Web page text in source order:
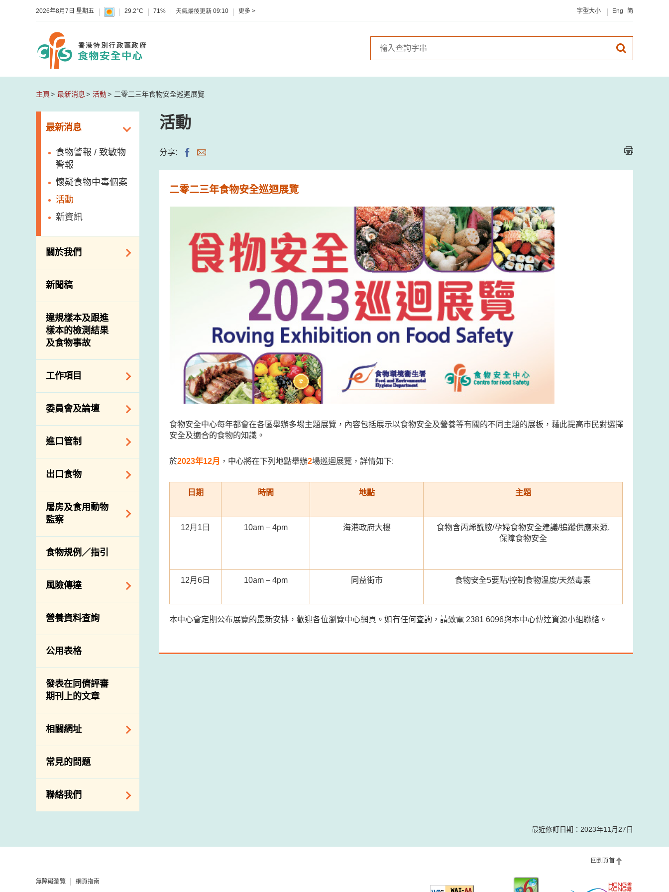
2026年8月7日 星期五 29.2°C 71% 天氣最後更新 09:10 更多 > 字型大小 Eng 简
主頁 最新消息 活動 二零二三年食物安全巡迴展覽
最新消息
食物警報 / 致敏物
警報
懷疑食物中毒個案
活動
新資訊
關於我們
組織結構
介紹短片
新聞稿
違規樣本及跟進
樣本的檢測結果
及食物事故
工作項目
降低膳食中的鈉和
糖
食物安全重點控制
系統
基因改造食物
資料
食物安全之風險評
估
食物事故應變及管
理
食物消費量調查
總膳食研究
有機食物
高風險食物
抗菌素耐藥性
委員會及論壇
食物安全專家委員
會
消費者聯繫小組
進口管制
食物進口商和食物
分銷商登記制度
絡內地有關當局
進口食物管制
口檢驗
出口食物
出口驗證
出口食物往內地
出口商及業界的消
息
屠房及食用動物
監察
規管農業化學物及
獸醫藥物在食用動
物上的使用
屠房及疾病監測
宰前檢驗
宰後檢驗
結果
屠房及肉類檢驗
食物規例／指引
風險傳達
主題項目
項目及活動
資訊平台
下載
公開比賽
營養資料查詢
公用表格
發表在同儕評審
期刊上的文章
相關網址
相關政府部門／機
構
常見的問題
聯絡我們
地址及電話
郵件貼上足夠郵資
活動
分享:
二零二三年食物安全巡迴展覽
食物安全中心每年都會在各區舉辦多場主題展覽，內容包括展示以食物安全及營養等有關的不同主題的展板，藉此提高市民對選擇
安全及適合的食物的知識。
於2023年12月 ，中心將在下列地點舉辦2場巡迴展覽，詳情如下:
日期 時間 地點 主題
12月1日 10am – 4pm 海港政府大樓
食物含丙烯酰胺/孕婦食物安全建議/追蹤供應來源,
保障食物安全
12月6日 10am – 4pm 同益街市 食物安全5要點/控制食物温度/天然毒素
本中心會定期公布展覽的最新安排，歡迎各位瀏覽中心網頁。如有任何查詢，請致電 2381 6096與本中心傳達資源小組聯絡。
最近修訂日期：2023年11月27日
回到頁首
無障礙瀏覽 網頁指南